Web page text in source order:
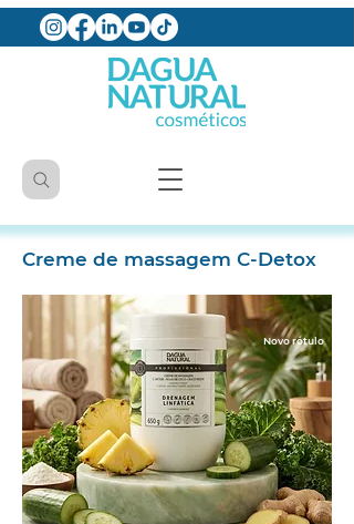
Creme de massagem C-Detox
Novo rótulo